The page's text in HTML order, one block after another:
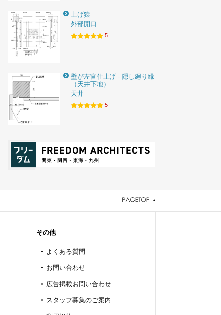
上げ猿
外部開口
5
壁が左官仕上げ - 隠し廻り縁
（天井下地）
天井
5
その他
よくある質問
お問い合わせ
広告掲載お問い合わせ
スタッフ募集のご案内